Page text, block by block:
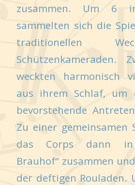
zusammen. Um 6
sammelten sich die
traditionellen
Schützenkameraden.
weckten harmonisch
aus ihrem Schlaf, um
bevorstehende
Zu einer gemeinsamen
das Corps dann in
Brauhof“ zusammen
der deftigen Rouladen.